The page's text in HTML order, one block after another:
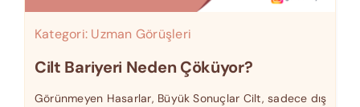
Kategori: Uzman Görüşleri
Cilt Bariyeri Neden Çöküyor?
Görünmeyen Hasarlar, Büyük Sonuçlar Cilt, sadece dış